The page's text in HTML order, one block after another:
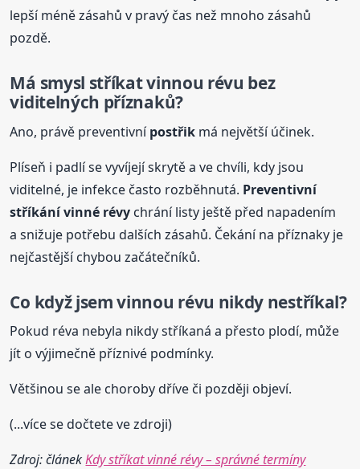
lepší méně zásahů v pravý čas než mnoho zásahů
pozdě.
Má smysl stříkat vinnou révu bez
viditelných příznaků?
Ano, právě preventivnípostřik má největší účinek.
Plíseň i padlí se vyvíjejí skrytě a ve chvíli, kdy jsou
viditelné, je infekce často rozběhnutá. Preventivní
stříkání vinné révy chrání listy ještě před napadením
a snižuje potřebu dalších zásahů. Čekání na příznaky je
nejčastější chybou začátečníků.
Co když jsem vinnou révu nikdy nestříkal?
Pokud réva nebyla nikdy stříkaná a přesto plodí, může
jít o výjimečně příznivé podmínky.
Většinou se ale choroby dříve či později objeví.
(...více se dočtete ve zdroji)
Zdroj: článekKdy stříkat vinné révy – správné termíny